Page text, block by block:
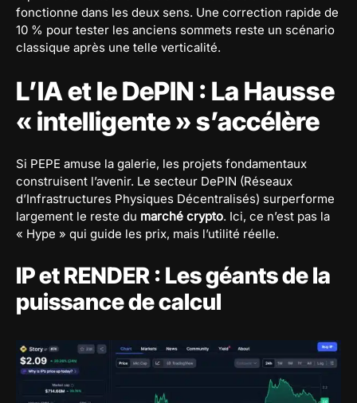
fonctionne dans les deux sens. Une correction rapide de
10 % pour tester les anciens sommets reste un scénario
classique après une telle verticalité.
L’IA et le DePIN : La Hausse
« intelligente » s’accélère
Si PEPE amuse la galerie, les projets fondamentaux
construisent l’avenir. Le secteur DePIN (Réseaux
d’Infrastructures Physiques Décentralisés) surperforme
largement le reste du marché crypto. Ici, ce n’est pas la
« Hype » qui guide les prix, mais l’utilité réelle.
IP et RENDER : Les géants de la
puissance de calcul